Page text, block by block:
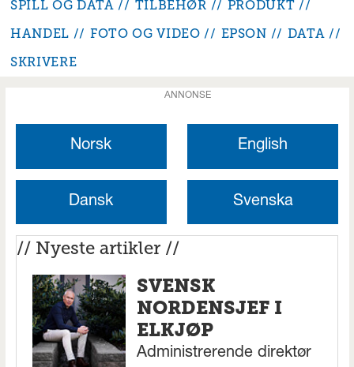
SPILL OG DATA TILBEHØR
PRODUKT
HANDEL
FOTO OG VIDEO EPSON
DATA
SKRIVERE
ANNONSE
Norsk English
Dansk Svenska
// Nyeste artikler //
SVENSK
NORDENSJEF I
ELKJØP
Administrerende direktør